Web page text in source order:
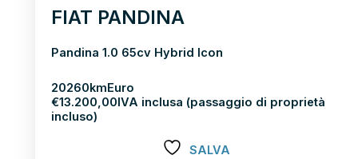
FIAT PANDINA
Pandina 1.0 65cv Hybrid Icon
20260kmEuro
€13.200,00IVA inclusa (passaggio di proprietà
incluso)
SALVA